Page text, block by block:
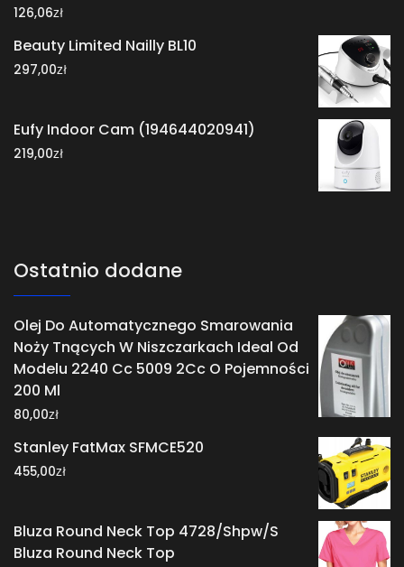
126,06zł
Beauty Limited Nailly BL10
297,00zł
Eufy Indoor Cam (194644020941)
219,00zł
Ostatnio dodane
Olej Do Automatycznego Smarowania
Noży Tnących W Niszczarkach Ideal Od
Modelu 2240 Cc 5009 2Cc O Pojemności
200 Ml
80,00zł
Stanley FatMax SFMCE520
455,00zł
Bluza Round Neck Top 4728/Shpw/S
Bluza Round Neck Top